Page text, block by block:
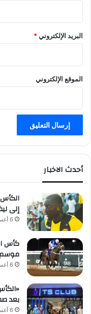
البريد الإلكتروني*
الموقع الإلكتروني
أحدث الاخبار
إلى
6 أغسطس، 2026
كأس
موسم
6 أغسطس، 2026
بعد
6 أغسطس، 2026